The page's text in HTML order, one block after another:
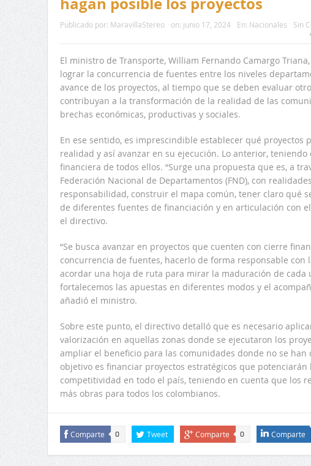
Publicado por: MaravillaStereo on: junio 17, 2024 En: Nacionales
Sin
El ministro de Transporte, William Fernando Camargo
lograr la concurrencia de fuentes entre los niveles
avance de los proyectos, al tiempo que se deben evaluar
contribuyan a la transformación de la realidad de las
brechas económicas, productivas y sociales.
En ese sentido, es imprescindible establecer qué proyectos
realidad y así avanzar en su ejecución. Lo anterior,
financiera de todos ellos. “Surge una propuesta que es, a
Federación Nacional de Departamentos (FND), con
responsabilidad, construir el mapa común, tener claro qué
de diferentes fuentes de financiación y en articulación con
el directivo.
“Se busca avanzar en proyectos que cuenten con cierre
concurrencia de fuentes, hacerlo de forma responsable con
acordar una hoja de ruta para mirar la maduración de cada
fortalecemos las apuestas en diferentes modos y el
añadió el ministro.
Sobre este punto, el directivo detalló que es necesario
valorización en aquellas zonas donde se ejecutaron los
ampliar el beneficio para las comunidades donde no se han
objetivo es financiar proyectos estratégicos que potenciarán
competitividad en todo el país, teniendo en cuenta que los
más obras para todos los colombianos.
Comparte 0 Tweet Comparte 0 Comparte